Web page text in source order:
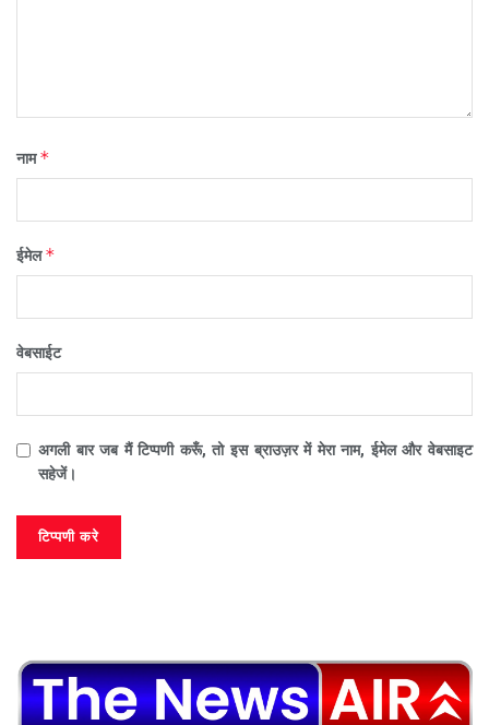
नाम*
ईमेल*
वेबसाईट
अगली बार जब मैं टिप्पणी करूँ, तो इस ब्राउज़र में मेरा नाम, ईमेल और वेबसाइट
सहेजें।